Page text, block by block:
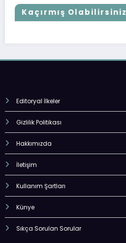
Kaçırmış Olabilirsiniz
Editoryal İlkeler
Gizlilik Politikası
Hakkımızda
İletişim
Kullanım Şartları
Künye
Sıkça Sorulan Sorular